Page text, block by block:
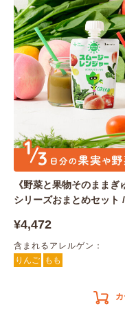
《野菜と果物そのまま
シリーズおまとめセット
¥4,472
含まれるアレルゲン：
りんご
もも